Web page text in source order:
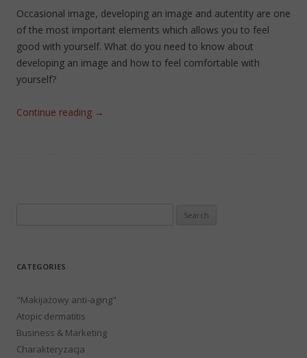
Occasional image, developing an image and autentity are one
of the most important elements which allows you to feel
good with yourself. What do you need to know about
developing an image and how to feel comfortable with
yourself?
Continue reading →
CATEGORIES
"Makijażowy anti-aging"
Atopic dermatitis
Business & Marketing
Charakteryzacja